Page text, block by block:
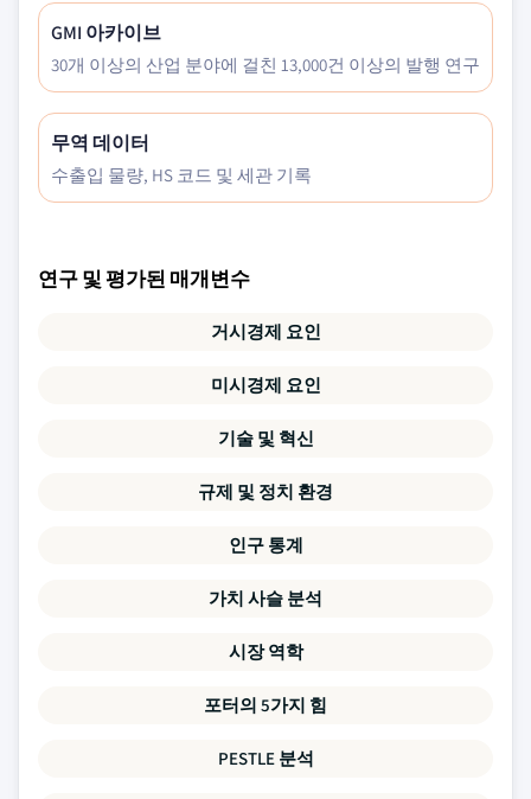
GMI 아카이브
30개 이상의 산업 분야에 걸친 13,000건 이상의 발행 연구
무역 데이터
수출입 물량, HS 코드 및 세관 기록
연구 및 평가된 매개변수
거시경제 요인
미시경제 요인
기술 및 혁신
규제 및 정치 환경
인구 통계
가치 사슬 분석
시장 역학
포터의 5가지 힘
PESTLE 분석